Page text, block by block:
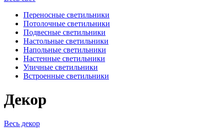
Переносные светильники
Потолочные светильники
Подвесные светильники
Настольные светильники
Напольные светильники
Настенные светильники
Уличные светильники
Встроенные светильники
Декор
Весь декор